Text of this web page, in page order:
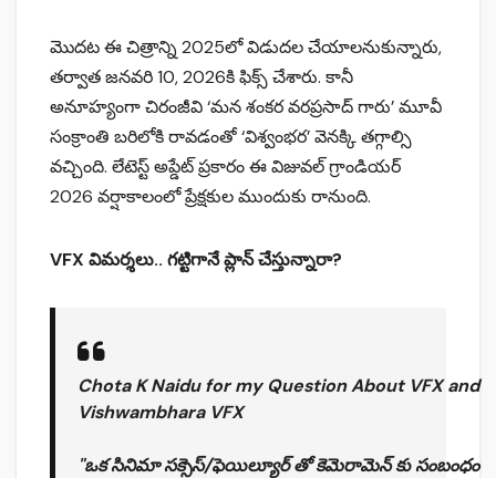
మొదట ఈ చిత్రాన్ని 2025లో విడుదల చేయాలనుకున్నారు,
తర్వాత జనవరి 10, 2026కి ఫిక్స్ చేశారు. కానీ
అనూహ్యంగా చిరంజీవి ‘మన శంకర వరప్రసాద్ గారు’ మూవీ
సంక్రాంతి బరిలోకి రావడంతో ‘విశ్వంభర’ వెనక్కి తగ్గాల్సి
వచ్చింది. లేటెస్ట్ అప్డేట్ ప్రకారం ఈ విజువల్ గ్రాండియర్
2026 వర్షాకాలంలో ప్రేక్షకుల ముందుకు రానుంది.
VFX విమర్శలు.. గట్టిగానే ప్లాన్ చేస్తున్నారా?
Chota K Naidu for my Question About VFX and
Vishwambhara VFX
"ఒక సినిమా సక్సెస్/ఫెయిల్యూర్ తో కెమెరామెన్ కు సంబంధం